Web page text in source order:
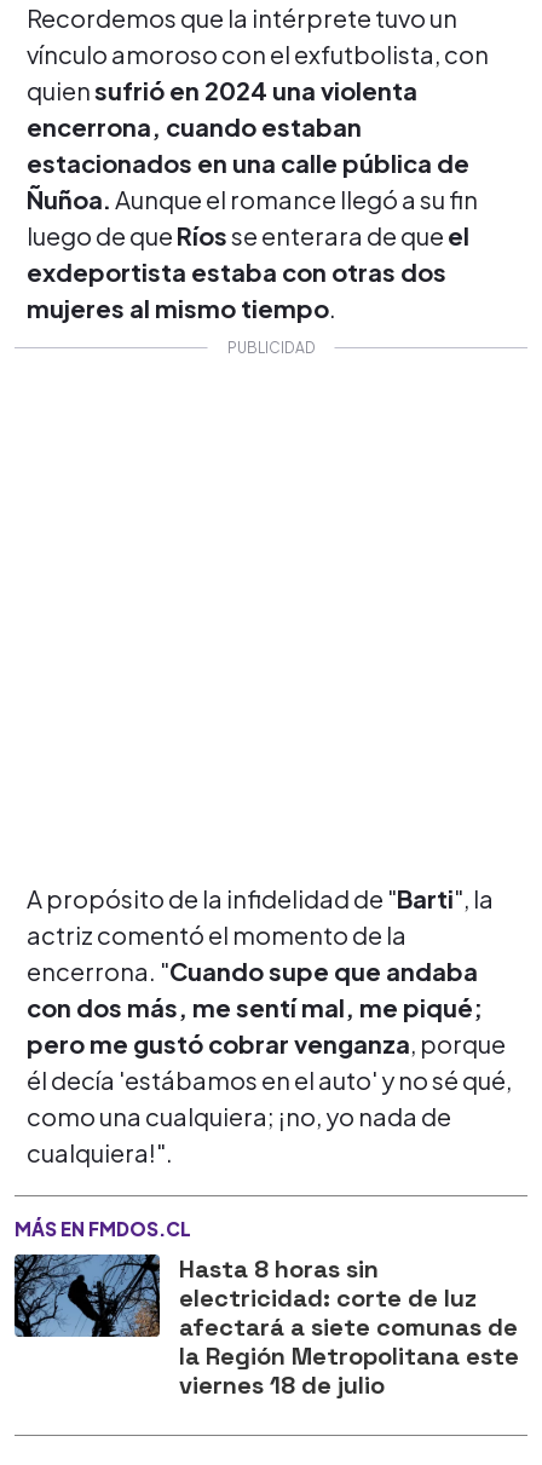
Recordemos que la intérprete tuvo un
vínculo amoroso con el exfutbolista, con
quiensufrió en 2024 una violenta
encerrona, cuando estaban
estacionados en una calle pública de
Ñuñoa. Aunque el romance llegó a su fin
luego de que Ríosse enterara de que el
exdeportista estaba con otras dos
mujeres al mismo tiempo.
A propósito de la infidelidad de "Barti", la
actriz comentó el momento de la
encerrona. "Cuando supe que andaba
con dos más, me sentí mal, me piqué;
pero me gustó cobrar venganza, porque
él decía 'estábamos en el auto' y no sé qué,
como una cualquiera; ¡no, yo nada de
cualquiera!".
MÁS EN FMDOS.CL
Hasta 8 horas sin
electricidad: corte de luz
afectará a siete comunas de
la Región Metropolitana este
viernes 18 de julio